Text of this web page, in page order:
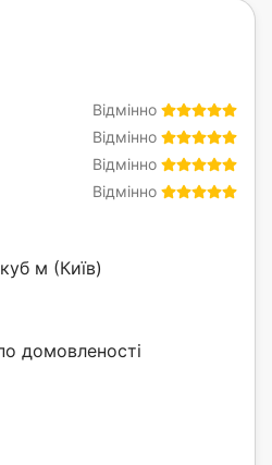
Відмінно
Відмінно
Відмінно
Відмінно
м (Київ)
домовленості